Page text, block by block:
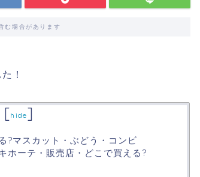
む場合があります
！
[hide]
?マスカット・ぶどう・コンビ
ホーテ・販売店・どこで買える?